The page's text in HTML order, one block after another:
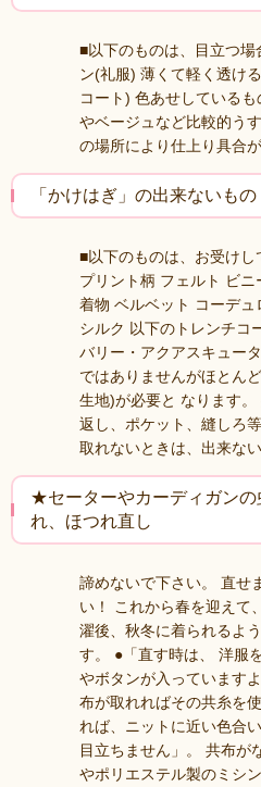
■以下のものは、目立つ
ン(礼服) 薄くて軽く透け
コート) 色あせしている
やベージュなど比較的う
の場所により仕上り具合
「かけはぎ」の出来ないもの
■以下のものは、お受け
プリント柄 フェルト ビ
着物 ベルベット コーデ
シルク 以下のトレンチコ
バリー・アクアスキュー
ではありませんがほとん
生地)が必要と なります
返し、ポケット、縫しろ
取れないときは、出来な
★セーターやカーディガンの
れ、ほつれ直し
諦めないで下さい。 直せ
い！ これから春を迎えて
濯後、秋冬に着られるよ
す。 ●「直す時は、 洋服
やボタンが入っています
布が取れればその共糸を
れば、ニットに近い色合
目立ちません」。 共布が
やポリエステル製のミシ